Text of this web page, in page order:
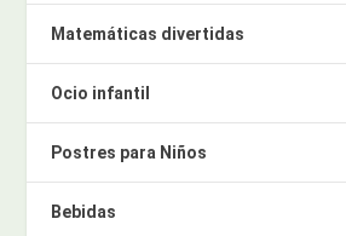
Matemáticas divertidas
Ocio infantil
Postres para Niños
Bebidas